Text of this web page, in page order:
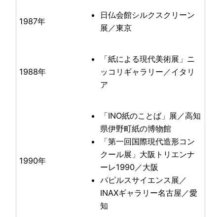
1987年
日仏会館シルクスクリーン
展／東京
1988年
「紙による現代美術展」ニ
ッコリギャラリー／イタリ
ア
1990年
「INO紙のことば」展／高知
県伊野町紙の博物館
「第一回国際現代造形コン
クール展」大阪トリエンナ
ーレ1990／大阪
パピルスサイエンス展／
INAXギャラリー名古屋／愛
知